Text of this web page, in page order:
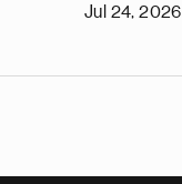
Jul 24, 2026